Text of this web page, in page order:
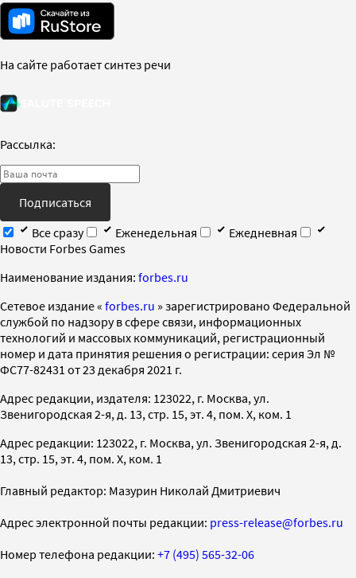
На сайте работает синтез речи
Рассылка:
Подписаться
Все сразу
Еженедельная
Ежедневная
Новости Forbes Games
Наименование издания: forbes.ru
Cетевое издание « forbes.ru » зарегистрировано Федеральной
службой по надзору в сфере связи, информационных
технологий и массовых коммуникаций, регистрационный
номер и дата принятия решения о регистрации: серия Эл №
ФС77-82431 от 23 декабря 2021 г.
Адрес редакции, издателя: 123022, г. Москва, ул.
Звенигородская 2-я, д. 13, стр. 15, эт. 4, пом. X, ком. 1
Адрес редакции: 123022, г. Москва, ул. Звенигородская 2-я, д.
13, стр. 15, эт. 4, пом. X, ком. 1
Главный редактор: Мазурин Николай Дмитриевич
Адрес электронной почты редакции: press-release@forbes.ru
Номер телефона редакции: +7 (495) 565-32-06